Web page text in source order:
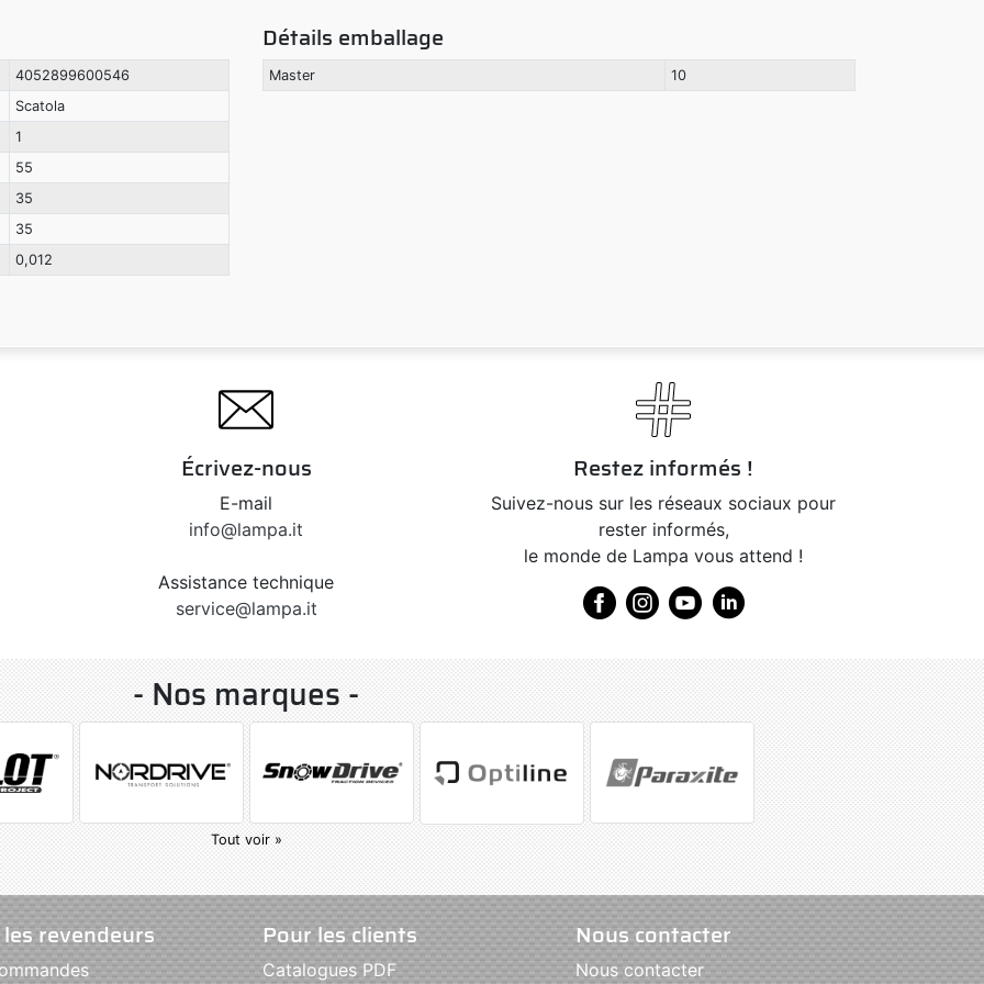
4052899600546
Scatola
1
55
35
35
0,012
Détails emballage
Master 10
Écrivez-nous
E-mail
info@lampa.it
Assistance technique
service@lampa.it
Restez informés !
Suivez-nous sur les réseaux sociaux pour
rester informés,
le monde de Lampa vous attend !
- Nos marques -
Tout voir »
revendeurs Pour les clients
Catalogues PDF
Nous contacter
Nous contacter